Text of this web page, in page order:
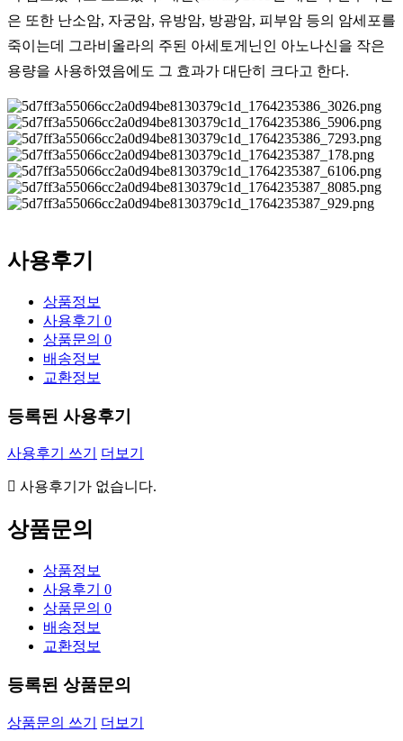
은 또한 난소암, 자궁암, 유방암, 방광암, 피부암 등의 암세포를
죽이는데 그라비올라의 주된 아세토게닌인 아노나신을 작은
용량을 사용하였음에도 그 효과가 대단히 크다고 한다.
사용후기
상품정보
사용후기 0
상품문의 0
배송정보
교환정보
등록된 사용후기
사용후기 쓰기 더보기
사용후기가 없습니다.
상품문의
상품정보
사용후기 0
상품문의 0
배송정보
교환정보
등록된 상품문의
상품문의 쓰기 더보기